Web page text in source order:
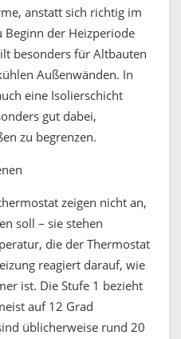
anstatt sich richtig im
Beginn der Heizperiode
besonders für Altbauten
Außenwänden. In
eine Isolierschicht
gut dabei,
zu begrenzen.
zeigen nicht an,
soll – sie stehen
die der Thermostat
reagiert darauf, wie
ist. Die Stufe 1 bezieht
auf 12 Grad
üblicherweise rund 20